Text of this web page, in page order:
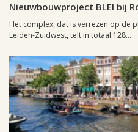
Nieuwbouwproject BLEI bij
Het complex, dat is verrezen op de
Leiden-Zuidwest, telt in totaal 128...